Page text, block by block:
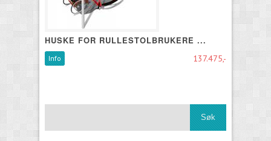
HUSKE FOR RULLESTOLBRUKERE ...
137.475,-
Info